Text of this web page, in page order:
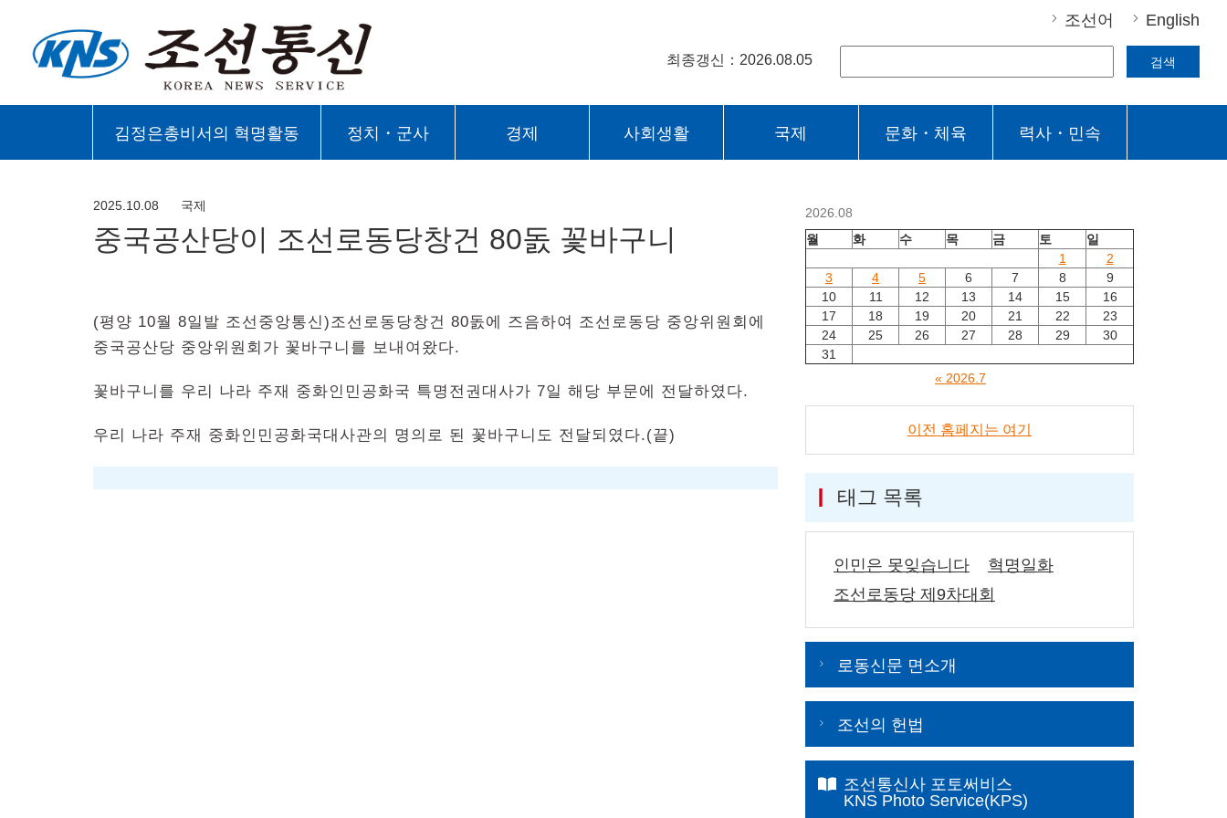
조선어 English
최종갱신：2026.08.05 검색
김정은총비서의 혁명활동 정치・군사 경제 사회생활 국제 문화・체육 력사・민속
2025.10.08 국제
중국공산당이 조선로동당창건 80돐 꽃바구니
(평양 10월 8일발 조선중앙통신)조선로동당창건 80돐에 즈음하여 조선로동당 중앙위원회에
중국공산당 중앙위원회가 꽃바구니를 보내여왔다.
꽃바구니를 우리 나라 주재 중화인민공화국 특명전권대사가 7일 해당 부문에 전달하였다.
우리 나라 주재 중화인민공화국대사관의 명의로 된 꽃바구니도 전달되였다.(끝)
2026.08
월
화 수 목 금 토
일
1
2
3
4 5 6 7 8
9
10
11 12 13 14 15
16
17
18 19 20 21 22
23
24
25 26 27 28 29
30
31
« 2026.7
이전 홈페지는 여기
태그 목록
인민은 못잊습니다
혁명일화
조선로동당 제9차대회
로동신문 면소개
조선의 헌법
조선통신사 포토써비스
KNS Photo Service(KPS)